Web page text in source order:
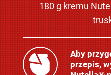
180 g kremu
Aby
przepis,